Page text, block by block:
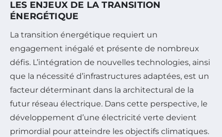
LES ENJEUX DE LA TRANSITION
ÉNERGÉTIQUE
La transition énergétique requiert un
engagement inégalé et présente de nombreux
défis. L’intégration de nouvelles technologies, ainsi
que la nécessité d’infrastructures adaptées, est un
facteur déterminant dans la architectural de la
futur réseau électrique. Dans cette perspective, le
développement d’une électricité verte devient
primordial pour atteindre les objectifs climatiques.